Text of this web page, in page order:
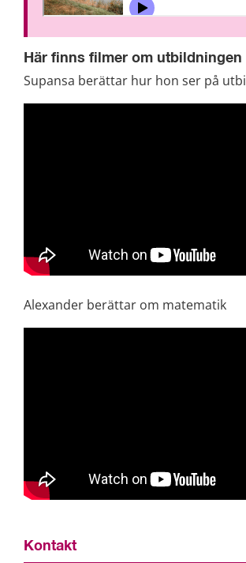
Här finns filmer om utbildningen
Supansa berättar hur hon ser på
Alexander berättar om matematik
Kontakt